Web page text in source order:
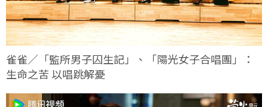
雀雀／「監所男子囚生記」、「陽光女子合唱團」：
生命之苦 以唱跳解憂